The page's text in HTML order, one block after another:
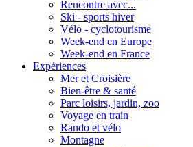
Rencontre avec...
Ski - sports hiver
Vélo - cyclotourisme
Week-end en Europe
Week-end en France
Expériences
Mer et Croisière
Bien-être & santé
Parc loisirs, jardin, zoo
Voyage en train
Rando et vélo
Montagne